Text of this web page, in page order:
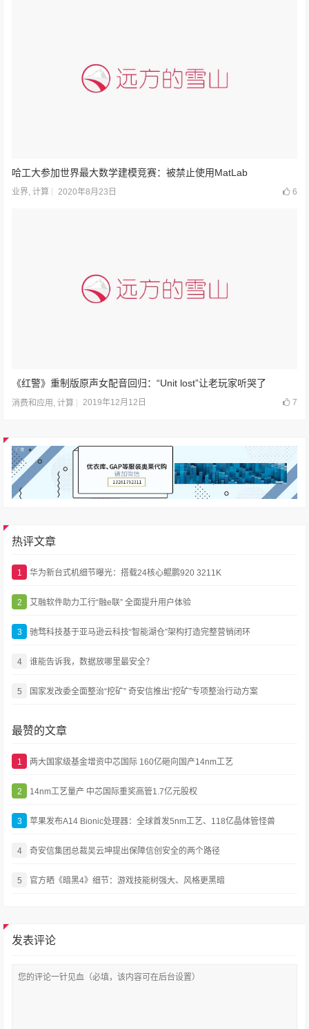
哈工大参加世界最大数学建模竞赛：被禁止使用MatLab
业界,计算 2020年8月23日 6
《红警》重制版原声女配音回归：“Unit lost”让老玩家听哭了
消费和应用 ,计算 2019年12月12日 7
热评文章
1 华为新台式机细节曝光：搭载24核心鲲鹏920 3211K
2 艾融软件助力工行“融e联” 全面提升用户体验
3 驰骛科技基于亚马逊云科技“智能湖仓”架构打造完整营销闭环
4 谁能告诉我，数据放哪里最安全？
5 国家发改委全面整治“挖矿” 奇安信推出“挖矿”专项整治行动方案
最赞的文章
1 两大国家级基金增资中芯国际 160亿砸向国产14nm工艺
2 14nm工艺量产 中芯国际重奖高管1.7亿元股权
3 苹果发布A14 Bionic处理器：全球首发5nm工艺、118亿晶体管怪兽
4 奇安信集团总裁吴云坤提出保障信创安全的两个路径
5 官方晒《暗黑4》细节：游戏技能树强大、风格更黑暗
发表评论